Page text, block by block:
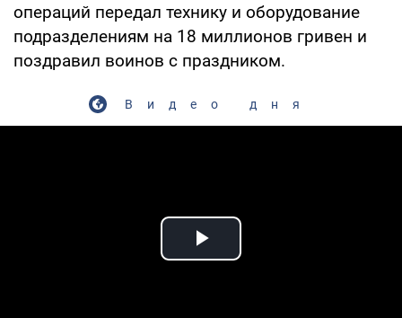
операций передал технику и оборудование
подразделениям на 18 миллионов гривен и
поздравил воинов с праздником.
Видео дня
Play Video